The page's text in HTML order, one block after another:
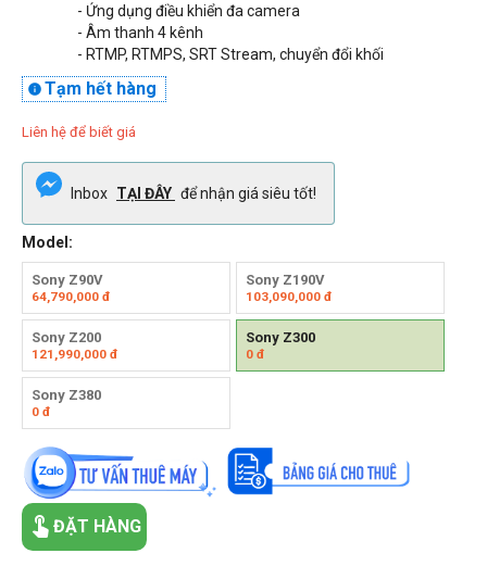
- Ứng dụng điều khiển đa camera
- Âm thanh 4 kênh
- RTMP, RTMPS, SRT Stream, chuyển đổi khối
Tạm hết hàng

Liên hệ để biết giá
Inbox TẠI ĐÂY để nhận giá siêu tốt!
Model:
Sony Z90V
64,790,000 đ
Sony Z190V
103,090,000đ
Sony Z200
121,990,000 đ
Sony Z300
0đ
Sony Z380
0 đ
ĐẶT HÀNG